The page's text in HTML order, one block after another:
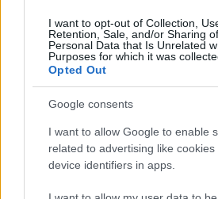
I want to opt-out of Collection,
Retention, Sale, and/or Sharing
Personal Data that Is Unrelated
Purposes for which it was
Opted Out
Google consents
I want to allow Google to enable
related to advertising like
device identifiers in apps.
Τα πονηρά ραβασάκια